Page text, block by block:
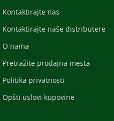
Kontaktirajte nas
Kontaktirajte naše distributere
O nama
Pretražite prodajna mesta
Politika privatnosti
Opšti uslovi kupovine